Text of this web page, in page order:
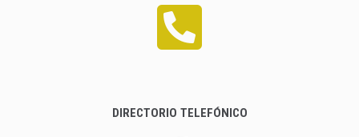
DIRECTORIO TELEFÓNICO